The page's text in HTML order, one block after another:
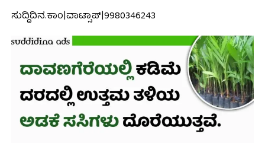
ಸುದ್ದಿದಿನ.ಕಾಂ|ವಾಟ್ಸಾಪ್|9980346243